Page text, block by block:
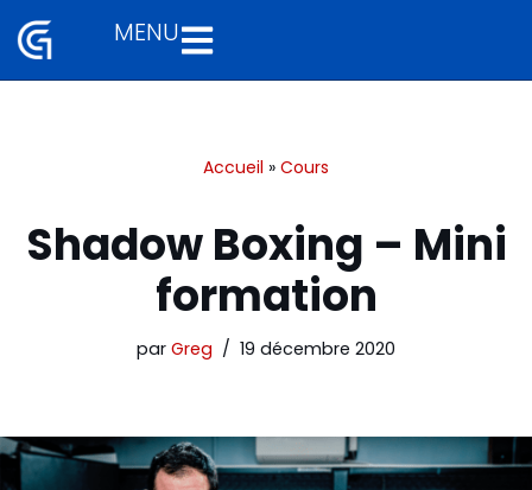
Aller
MENU
Accueil » Cours
Shadow Boxing – Mini
formation
par Greg 19 décembre 2020